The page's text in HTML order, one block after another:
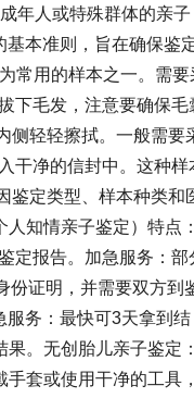
年人或特殊群体的亲子
本准则，旨在确保鉴
常用的样本之一。需要
下毛发，注意要确保毛
侧轻轻擦拭。一般需要
干净的信封中。这种样
鉴定类型、样本种类和
知情亲子鉴定）特点：
定报告。加急服务：部
份证明，并需要双方到
服务：最快可3天拿到结
。无创胎儿亲子鉴定：
套或使用干净的工具，